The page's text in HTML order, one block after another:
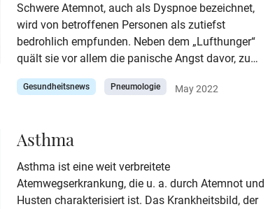
Schwere Atemnot, auch als Dyspnoe bezeichnet,
wird von betroffenen Personen als zutiefst
bedrohlich empfunden. Neben dem „Lufthunger“
quält sie vor allem die panische Angst davor, zu
ersticken. Dyspnoe kann viele verschiedene
Ursachen haben und sie kann auch Ausdruck einer
Gesundheitsnews Pneumologie May 2022
Asthma
Asthma ist eine weit verbreitete
Atemwegserkrankung, die u. a. durch Atemnot und
Husten charakterisiert ist. Das Krankheitsbild, der